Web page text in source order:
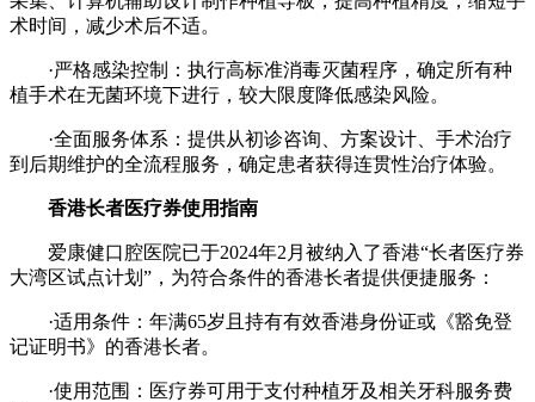
术时间，减少术后不适。
·严格感染控制：执行高标准消毒灭菌程序，确定所有种
植手术在无菌环境下进行，较大限度降低感染风险。
·全面服务体系：提供从初诊咨询、方案设计、手术治疗
到后期维护的全流程服务，确定患者获得连贯性治疗体验。
香港长者医疗券使用指南
爱康健口腔医院已于2024年2月被纳入了香港“长者医疗券
大湾区试点计划”，为符合条件的香港长者提供便捷服务：
·适用条件：年满65岁且持有有效香港身份证或《豁免登
记证明书》的香港长者。
·使用范围：医疗券可用于支付种植牙及相关牙科服务费